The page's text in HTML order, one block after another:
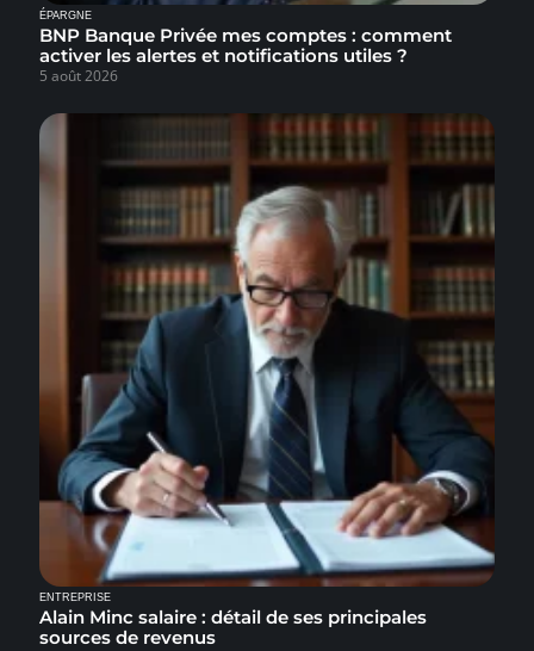
ÉPARGNE
BNP Banque Privée mes comptes : comment
activer les alertes et notifications utiles ?
5 août 2026
ENTREPRISE
Alain Minc salaire : détail de ses principales
sources de revenus